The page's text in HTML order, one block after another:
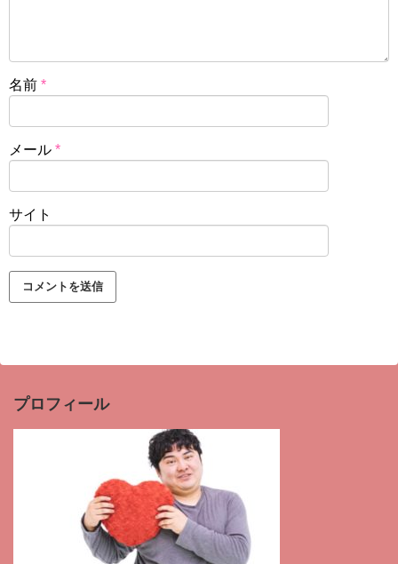
名前 *
メール *
サイト
プロフィール